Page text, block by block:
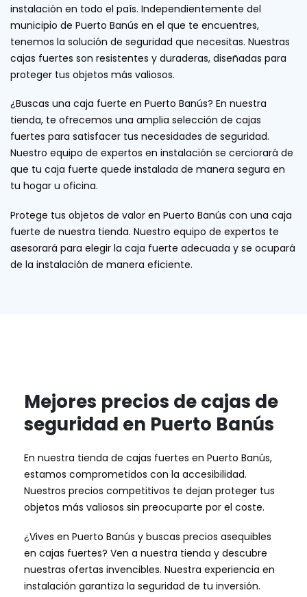
instalación en todo el país. Independientemente del
municipio de Puerto Banús en el que te encuentres,
tenemos la solución de seguridad que necesitas. Nuestras
cajas fuertes son resistentes y duraderas, diseñadas para
proteger tus objetos más valiosos.
¿Buscas una caja fuerte en Puerto Banús? En nuestra
tienda, te ofrecemos una amplia selección de cajas
fuertes para satisfacer tus necesidades de seguridad.
Nuestro equipo de expertos en instalación se cerciorará de
que tu caja fuerte quede instalada de manera segura en
tu hogar u oficina.
Protege tus objetos de valor en Puerto Banús con una caja
fuerte de nuestra tienda. Nuestro equipo de expertos te
asesorará para elegir la caja fuerte adecuada y se ocupará
de la instalación de manera eficiente.
Mejores precios de cajas de
seguridad en Puerto Banús
En nuestra tienda de cajas fuertes en Puerto Banús,
estamos comprometidos con la accesibilidad.
Nuestros precios competitivos te dejan proteger tus
objetos más valiosos sin preocuparte por el coste.
¿Vives en Puerto Banús y buscas precios asequibles
en cajas fuertes? Ven a nuestra tienda y descubre
nuestras ofertas invencibles. Nuestra experiencia en
instalación garantiza la seguridad de tu inversión.